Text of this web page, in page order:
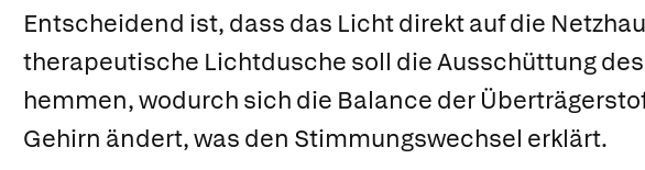
Entscheidend ist, dass das Licht direkt auf die
therapeutische Lichtdusche soll die Ausschüttung
hemmen, wodurch sich die Balance der
Gehirn ändert, was den Stimmungswechsel erklärt.